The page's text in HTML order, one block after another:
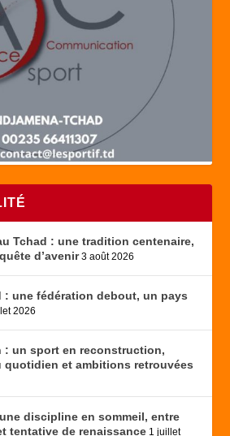
Tchad : une tradition centenaire,
d’avenir 3 août 2026
: une fédération debout, un pays
2026
: un sport en reconstruction,
quotidien et ambitions retrouvées
discipline en sommeil, entre
tentative de renaissance 1 juillet